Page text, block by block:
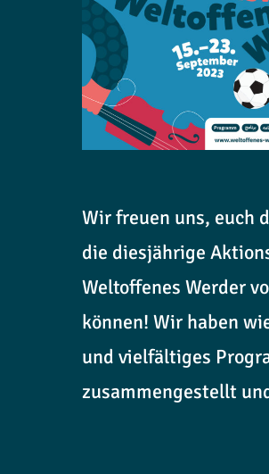
Wir freuen uns, euch
die diesjährige
Weltoffenes Werder
können! Wir haben
und vielfältiges
zusammengestellt